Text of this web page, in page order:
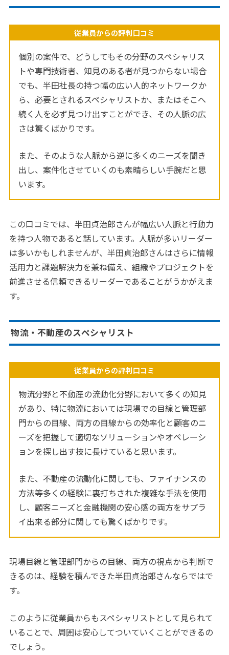
従業員からの評判口コミ
個別の案件で、どうしてもその分野のスペシャリス
トや専門技術者、知見のある者が見つからない場合
でも、半田社長の持つ幅の広い人的ネットワークか
ら、必要とされるスペシャリストか、またはそこへ
続く人を必ず見つけ出すことができ、その人脈の広
さは驚くばかりです。
また、そのような人脈から逆に多くのニーズを聞き
出し、案件化させていくのも素晴らしい手腕だと思
います。
この口コミでは、半田貞治郎さんが幅広い人脈と行動力
を持つ人物であると話しています。人脈が多いリーダー
は多いかもしれませんが、半田貞治郎さんはさらに情報
活用力と課題解決力を兼ね備え、組織やプロジェクトを
前進させる信頼できるリーダーであることがうかがえま
す。
物流・不動産のスペシャリスト
従業員からの評判口コミ
物流分野と不動産の流動化分野において多くの知見
があり、特に物流においては現場での目線と管理部
門からの目線、両方の目線からの効率化と顧客のニ
ーズを把握して適切なソリューションやオペレーシ
ョンを探し出す技に長けていると思います。
また、不動産の流動化に関しても、ファイナンスの
方法等多くの経験に裏打ちされた複雑な手法を使用
し、顧客ニーズと金融機関の安心感の両方をサプラ
イ出来る部分に関しても驚くばかりです。
現場目線と管理部門からの目線、両方の視点から判断で
きるのは、経験を積んできた半田貞治郎さんならではで
す。
このように従業員からもスペシャリストとして見られて
いることで、周囲は安心してついていくことができるの
でしょう。